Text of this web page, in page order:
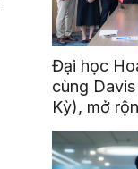
Đại học
cùng
Kỳ), mở
triển toàn